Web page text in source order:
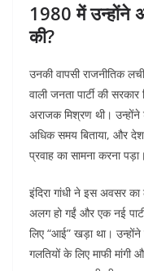
1980 में उन्होंने
की?
उनकी वापसी राजनीतिक
वाली जनता पार्टी की
अराजक मिश्रण थी।
अधिक समय बिताया, और
प्रवाह का सामना करना पड़ा।
इंदिरा गांधी ने इस अवसर
अलग हो गईं और एक नई
लिए “आई” खड़ा था।
गलतियों के लिए माफी मांगी